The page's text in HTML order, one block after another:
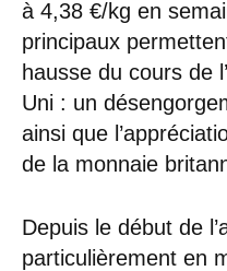
à 4,38 €/kg en
principaux
hausse du cours de
Uni : un
ainsi que
de la monnaie
Depuis le début de
particulièrement en